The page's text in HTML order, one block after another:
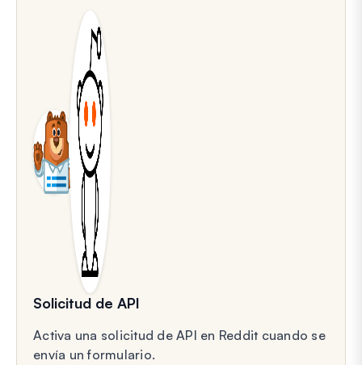
Solicitud de API
Activa una solicitud de API en Reddit cuando se
envía un formulario.